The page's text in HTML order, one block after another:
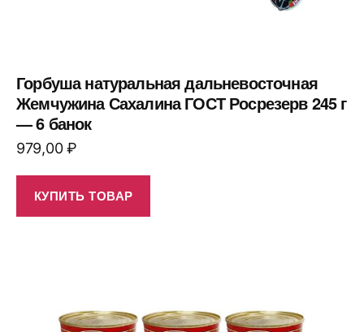
Горбуша натуральная дальневосточная
Жемчужина Сахалина ГОСТ Росрезерв 245 г
— 6 банок
979,00₽
КУПИТЬ ТОВАР